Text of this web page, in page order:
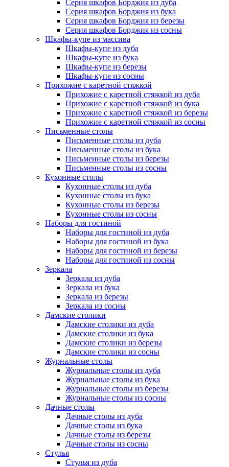
Серия шкафов Борджия из дуба
Серия шкафов Борджия из бука
Серия шкафов Борджия из березы
Серия шкафов Борджия из сосны
Шкафы-купе из массива
Шкафы-купе из дуба
Шкафы-купе из бука
Шкафы-купе из березы
Шкафы-купе из сосны
Прихожие с каретной стяжкой
Прихожие с каретной стяжкой из дуба
Прихожие с каретной стяжкой из бука
Прихожие с каретной стяжкой из березы
Прихожие с каретной стяжкой из сосны
Письменные столы
Письменные столы из дуба
Письменные столы из бука
Письменные столы из березы
Письменные столы из сосны
Кухонные столы
Кухонные столы из дуба
Кухонные столы из бука
Кухонные столы из березы
Кухонные столы из сосны
Наборы для гостиной
Наборы для гостиной из дуба
Наборы для гостиной из бука
Наборы для гостиной из березы
Наборы для гостиной из сосны
Зеркала
Зеркала из дуба
Зеркала из бука
Зеркала из березы
Зеркала из сосны
Дамские столики
Дамские столики из дуба
Дамские столики из бука
Дамские столики из березы
Дамские столики из сосны
Журнальные столы
Журнальные столы из дуба
Журнальные столы из бука
Журнальные столы из березы
Журнальные столы из сосны
Дачные столы
Дачные столы из дуба
Дачные столы из бука
Дачные столы из березы
Дачные столы из сосны
Стулья
Стулья из дуба